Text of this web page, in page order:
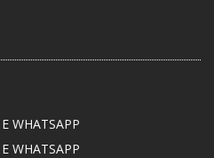
WHATSAPP
WHATSAPP